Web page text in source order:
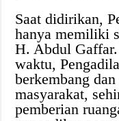
Saat didirikan,
hanya memiliki
H. Abdul
waktu,
berkembang
masyarakat,
pemberian